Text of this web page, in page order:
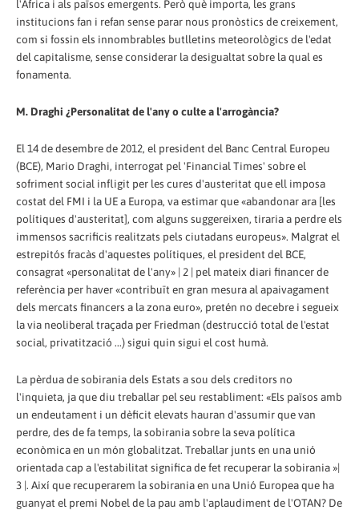
l'Àfrica i als països emergents. Però què importa, les grans
institucions fan i refan sense parar nous pronòstics de creixement,
com si fossin els innombrables butlletins meteorològics de l'edat
del capitalisme, sense considerar la desigualtat sobre la qual es
fonamenta.
M. Draghi ¿Personalitat de l'any o culte a l'arrogància?
El 14 de desembre de 2012, el president del Banc Central Europeu
(BCE), Mario Draghi, interrogat pel 'Financial Times' sobre el
sofriment social infligit per les cures d'austeritat que ell imposa
costat del FMI i la UE a Europa, va estimar que «abandonar ara [les
polítiques d'austeritat], com alguns suggereixen, tiraria a perdre els
immensos sacrificis realitzats pels ciutadans europeus». Malgrat el
estrepitós fracàs d'aquestes polítiques, el president del BCE,
consagrat «personalitat de l'any» | 2 | pel mateix diari financer de
referència per haver «contribuït en gran mesura al apaivagament
dels mercats financers a la zona euro», pretén no decebre i segueix
la via neoliberal traçada per Friedman (destrucció total de l'estat
social, privatització ...) sigui quin sigui el cost humà.
La pèrdua de sobirania dels Estats a sou dels creditors no
l'inquieta, ja que diu treballar pel seu restabliment: «Els països amb
un endeutament i un dèficit elevats hauran d'assumir que van
perdre, des de fa temps, la sobirania sobre la seva política
econòmica en un món globalitzat. Treballar junts en una unió
orientada cap a l'estabilitat significa de fet recuperar la sobirania »|
3 |. Així que recuperarem la sobirania en una Unió Europea que ha
guanyat el premi Nobel de la pau amb l'aplaudiment de l'OTAN? De